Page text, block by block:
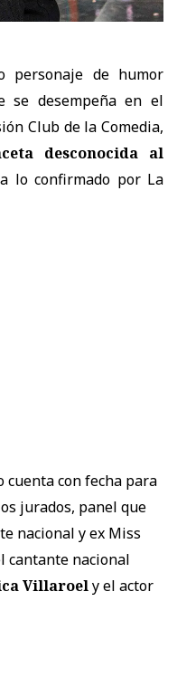
personaje de humor
se desempeña en el
Club de la Comedia,
desconocida al
lo confirmado por La
cuenta con fecha para
jurados, panel que
nacional y ex Miss
cantante nacional
Villaroely el actor